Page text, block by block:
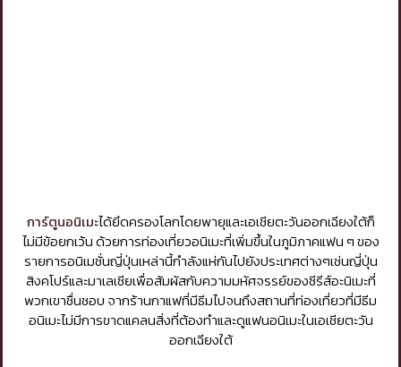
การ์ตูนอนิเมะได้ยึดครองโลกโดยพายุและเอเชียตะวันออกเฉียงใต้ก็
ไม่มีข้อยกเว้น ด้วยการท่องเที่ยวอนิเมะที่เพิ่มขึ้นในภูมิภาคแฟน ๆ ของ
รายการอนิเมชั่นญี่ปุ่นเหล่านี้กำลังแห่กันไปยังประเทศต่างๆเช่นญี่ปุ่น
สิงคโปร์และมาเลเซียเพื่อสัมผัสกับความมหัศจรรย์ของซีรีส์อะนิเมะที่
พวกเขาชื่นชอบ จากร้านกาแฟที่มีธีมไปจนถึงสถานที่ท่องเที่ยวที่มีธีม
อนิเมะไม่มีการขาดแคลนสิ่งที่ต้องทำและดูแฟนอนิเมะในเอเชียตะวัน
ออกเฉียงใต้